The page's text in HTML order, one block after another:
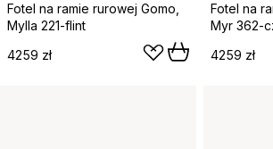
Fotel na ramie rurowej Gomo,
Mylla 221-flint
4259 zł
Fotel na
Myr 362-
4259 zł